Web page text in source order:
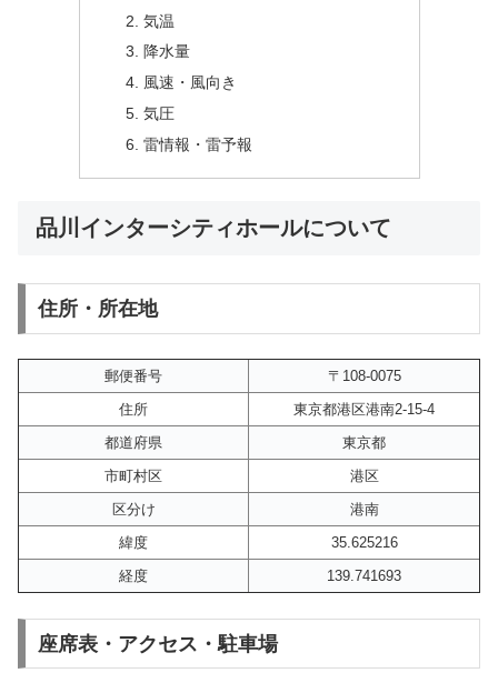
気温
降水量
風速・風向き
気圧
雷情報・雷予報
品川インターシティホールについて
住所・所在地
郵便番号
〒108-0075
住所
東京都港区港南2-15-4
都道府県
東京都
市町村区
港区
区分け
港南
緯度
35.625216
経度
139.741693
座席表・アクセス・駐車場